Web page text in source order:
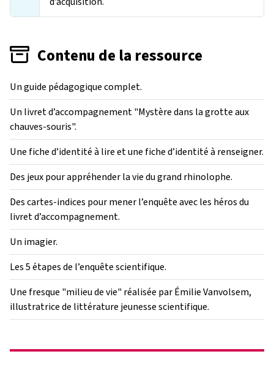
Contenu de la ressource
Un guide pédagogique complet.
Un livret d’accompagnement "Mystère dans la grotte aux
chauves-souris".
Une fiche d’identité à lire et une fiche d’identité à renseigner.
Des jeux pour appréhender la vie du grand rhinolophe.
Des cartes-indices pour mener l’enquête avec les héros du
livret d’accompagnement.
Un imagier.
Les 5 étapes de l’enquête scientifique.
Une fresque "milieu de vie" réalisée par Émilie Vanvolsem,
illustratrice de littérature jeunesse scientifique.